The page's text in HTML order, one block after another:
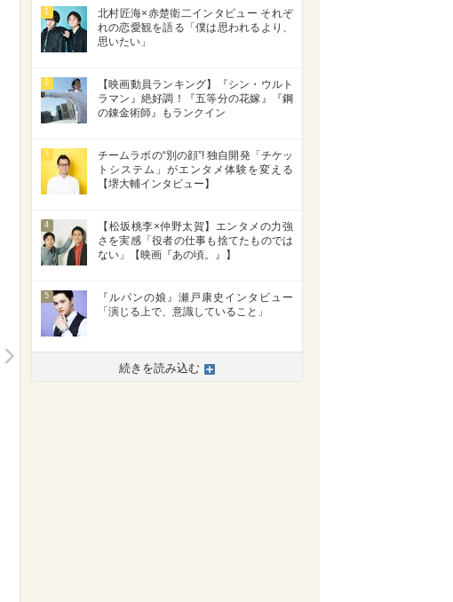
>
1
北村匠海×赤楚衛二インタビュー それぞ
れの恋愛観を語る「僕は思われるより、
思いたい」
2
【映画動員ランキング】『シン・ウルト
ラマン』絶好調！『五等分の花嫁』『鋼
の錬金術師』もランクイン
3
チームラボの“別の顔”! 独自開発「チケッ
トシステム」がエンタメ体験を変える
【堺大輔インタビュー】
4
【松坂桃李×仲野太賀】エンタメの力強
さを実感「役者の仕事も捨てたものでは
ない」【映画『あの頃。』】
5
『ルパンの娘』瀬戸康史インタビュー
「演じる上で、意識していること」
続きを読み込む